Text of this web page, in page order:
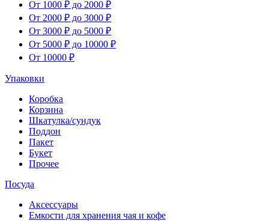
От 1000 ₽ до 2000 ₽
От 2000 ₽ до 3000 ₽
От 3000 ₽ до 5000 ₽
От 5000 ₽ до 10000 ₽
От 10000 ₽
Упаковки
Коробка
Корзина
Шкатулка/сундук
Поддон
Пакет
Букет
Прочее
Посуда
Аксессуары
Емкости для хранения чая и кофе